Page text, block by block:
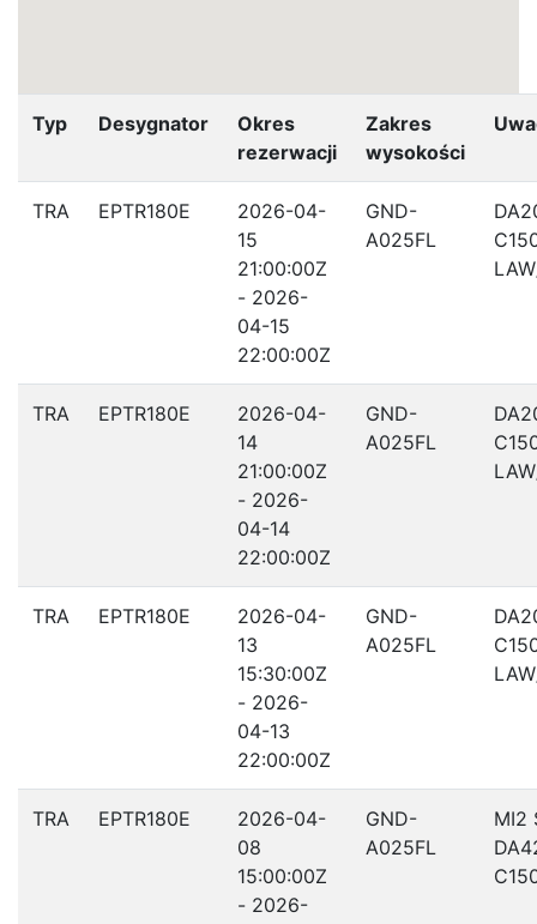
Typ Desygnator
Okres
rezerwacji
Zakres
wysokości
TRA EPTR180E
2026-04-
15
21:00:00Z
- 2026-
04-15
22:00:00Z
GND-
A025FL
TRA EPTR180E
2026-04-
14
21:00:00Z
- 2026-
04-14
22:00:00Z
GND-
A025FL
TRA EPTR180E
2026-04-
13
15:30:00Z
- 2026-
04-13
22:00:00Z
GND-
A025FL
TRA EPTR180E
2026-04-
08
15:00:00Z
- 2026-
GND-
A025FL
MI2